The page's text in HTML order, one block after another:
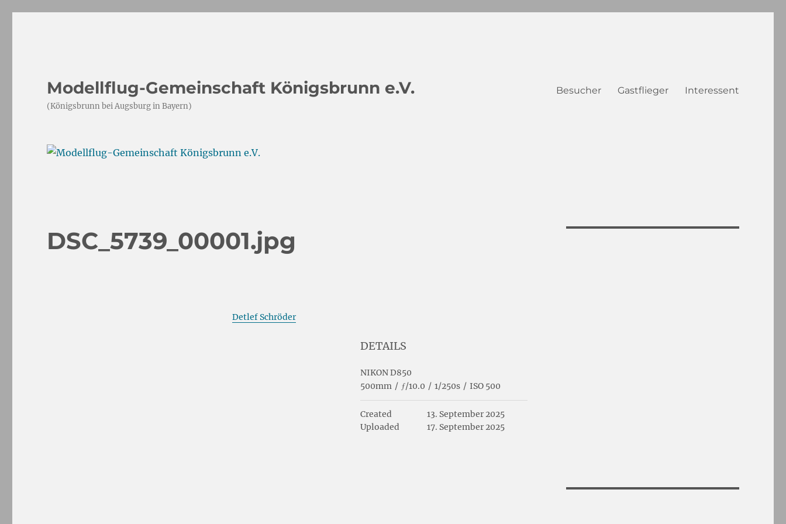
Modellflug-Gemeinschaft Königsbrunn e.V.
(Königsbrunn bei Augsburg in Bayern)
Besucher Gastflieger Interessent
DSC_5739_00001.jpg
Detlef Schröder
DETAILS
NIKON D850
500mm / ƒ/10.0 / 1/250s / ISO 500
Created
13. September 2025
Uploaded
17. September 2025